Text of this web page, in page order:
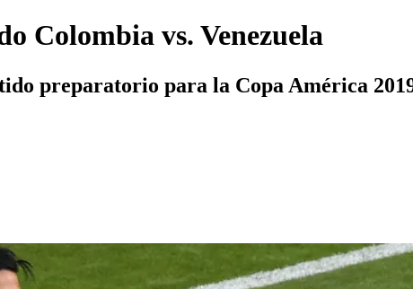
Colombia vs. Venezuela
preparatorio para la Copa América